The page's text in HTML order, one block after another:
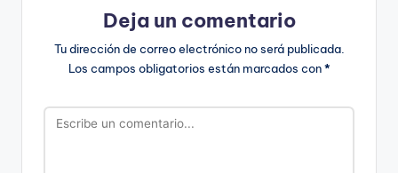
Deja un comentario
Tu dirección de correo electrónico no será publicada.
Los campos obligatorios están marcados con*